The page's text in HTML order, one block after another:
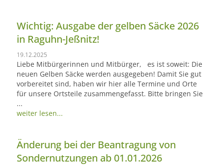
Wichtig: Ausgabe der gelben Säcke 2026
in Raguhn-Jeßnitz!
19.12.2025
Liebe Mitbürgerinnen und Mitbürger, es ist soweit: Die
neuen Gelben Säcke werden ausgegeben! Damit Sie gut
vorbereitet sind, haben wir hier alle Termine und Orte
für unsere Ortsteile zusammengefasst. Bitte bringen Sie
...
weiter lesen...
Änderung bei der Beantragung von
Sondernutzungen ab 01.01.2026